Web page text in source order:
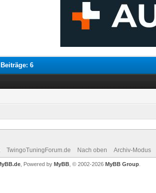
6
TwingoTuningForum.de Nach oben Archiv-Modus
, Powered by MyBB , © 2002-2026 MyBB Group